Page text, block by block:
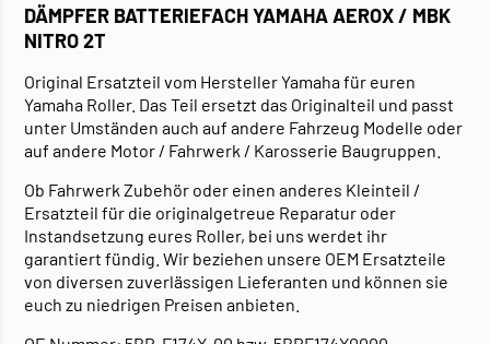
DÄMPFER BATTERIEFACH YAMAHA AEROX / MBK
NITRO 2T
Original Ersatzteil vom Hersteller Yamaha für euren
Yamaha Roller. Das Teil ersetzt das Originalteil und passt
unter Umständen auch auf andere Fahrzeug Modelle oder
auf andere Motor / Fahrwerk / Karosserie Baugruppen.
Ob Fahrwerk Zubehör oder einen anderes Kleinteil /
Ersatzteil für die originalgetreue Reparatur oder
Instandsetzung eures Roller, bei uns werdet ihr
garantiert fündig. Wir beziehen unsere OEM Ersatzteile
von diversen zuverlässigen Lieferanten und können sie
euch zu niedrigen Preisen anbieten.